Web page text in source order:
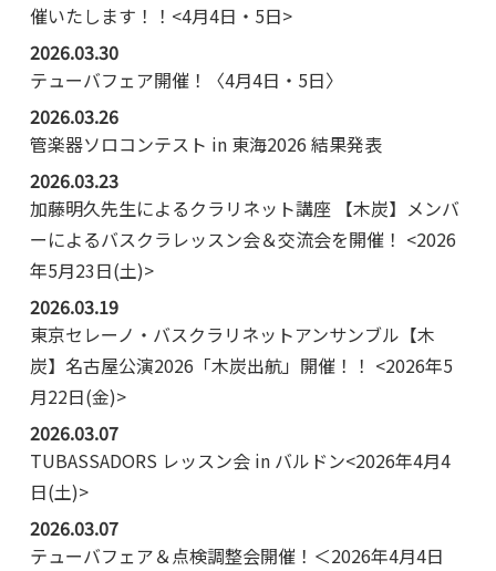
催いたします！！<4月4日・5日>
2026.03.30
テューバフェア開催！〈4月4日・5日〉
2026.03.26
管楽器ソロコンテスト in 東海2026 結果発表
2026.03.23
加藤明久先生によるクラリネット講座 【木炭】メンバ
ーによるバスクラレッスン会＆交流会を開催！ <2026
年5月23日(土)>
2026.03.19
東京セレーノ・バスクラリネットアンサンブル【木
炭】名古屋公演2026「木炭出航」開催！！ <2026年5
月22日(金)>
2026.03.07
TUBASSADORS レッスン会 in バルドン<2026年4月4
日(土)>
2026.03.07
テューバフェア＆点検調整会開催！＜2026年4月4日